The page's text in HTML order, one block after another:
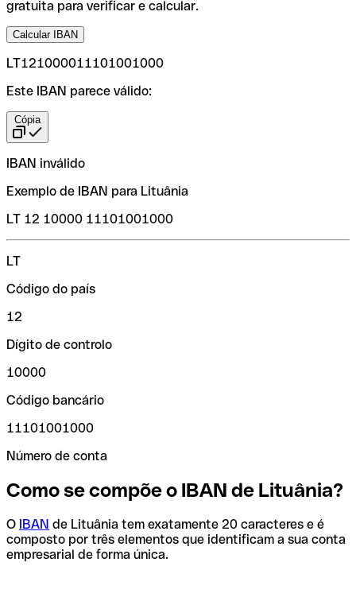
gratuita para verificar e calcular.
Calcular IBAN
LT121000011101001000
Este IBAN parece válido:
Cópia
IBAN inválido
Exemplo de IBAN para Lituânia
LT 12 10000 11101001000
LT
Código do país
12
Dígito de controlo
10000
Código bancário
11101001000
Número de conta
Como se compõe o IBAN de Lituânia?
O IBAN de Lituânia tem exatamente 20 caracteres e é
composto por três elementos que identificam a sua conta
empresarial de forma única.